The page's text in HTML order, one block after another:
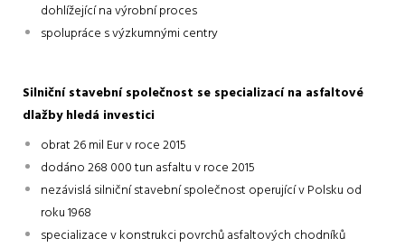
dohlížející na výrobní proces
spolupráce s výzkumnými centry
Silniční stavební společnost se specializací na asfaltové
dlažby hledá investici
obrat 26 mil Eur v roce 2015
dodáno 268 000 tun asfaltu v roce 2015
nezávislá silniční stavební společnost operující v Polsku od
roku 1968
specializace v konstrukci povrchů asfaltových chodníků